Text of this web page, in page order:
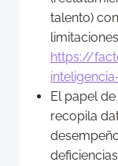
talento)
https://
El papel
recopila